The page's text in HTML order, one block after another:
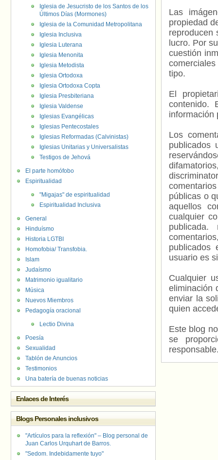
Las
propiedad
reproducen
lucro. Por
cuestión
tipo.
El
contenido.
información
Los
publicados
públicas o
aquellos
cualquier
usuario es
Cualquier
eliminación
enviar la
quien
Este blog
se
Iglesia de Jesucristo de los Santos de los
Últimos Días (Mormones)
Iglesia de la Comunidad Metropolitana
Iglesia Inclusiva
Iglesia Luterana
Iglesia Menonita
Iglesia Metodista
Iglesia Ortodoxa
Iglesia Ortodoxa Copta
Iglesia Presbiteriana
Iglesia Valdense
Iglesias Evangélicas
Iglesias Pentecostales
Iglesias Reformadas (Calvinistas)
Iglesias Unitarias y Universalistas
Testigos de Jehová
El parte homófobo
Espiritualidad
"Migajas" de espiritualidad
Espiritualidad Inclusiva
General
Hinduísmo
Historia LGTBI
Homofobia/ Transfobia.
Islam
Judaísmo
Matrimonio igualitario
Música
Nuevos Miembros
Pedagogía oracional
Lectio Divina
Poesía
Sexualidad
Tablón de Anuncios
Testimonios
Una batería de buenas noticias
Enlaces de Interés
Blogs Personales inclusivos
"Artículos para la reflexión" – Blog personal de
Juan Carlos Urquhart de Barros.
"Sedom. Indebidamente tuyo"